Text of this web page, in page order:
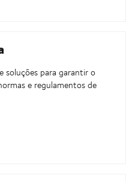
soluções para garantir o
e regulamentos de